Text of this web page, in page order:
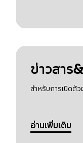
ข่าวสาร
สำหรับการเปิดตั
อ่านเพิ่มเติม